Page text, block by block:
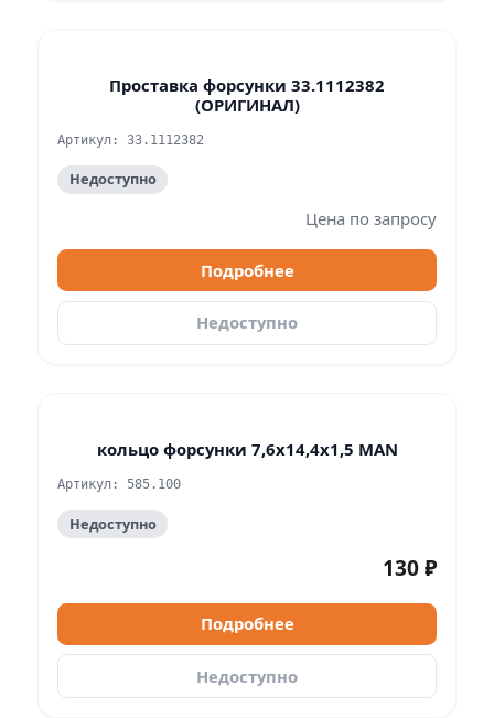
Проставка форсунки 33.1112382
(ОРИГИНАЛ)
Артикул: 33.1112382
Недоступно
Цена по запросу
Подробнее
Недоступно
кольцо форсунки 7,6х14,4x1,5 MAN
Артикул: 585.100
Недоступно
130 ₽
Подробнее
Недоступно